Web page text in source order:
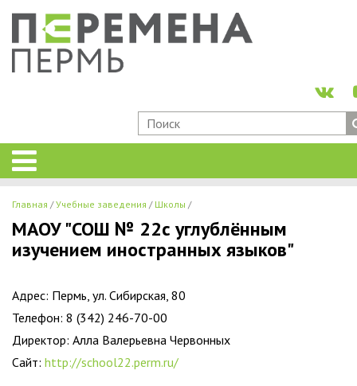
Главная Учебные заведения Школы
МАОУ "СОШ № 22с углублённым
изучением иностранных языков"
Адрес: Пермь, ул. Сибирская, 80
Телефон: 8 (342) 246-70-00
Директор: Алла Валерьевна Червонных
Сайт: http://school22.perm.ru/